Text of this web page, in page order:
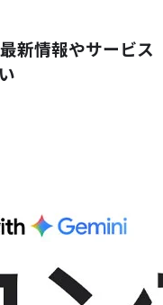
最新情報やサービス